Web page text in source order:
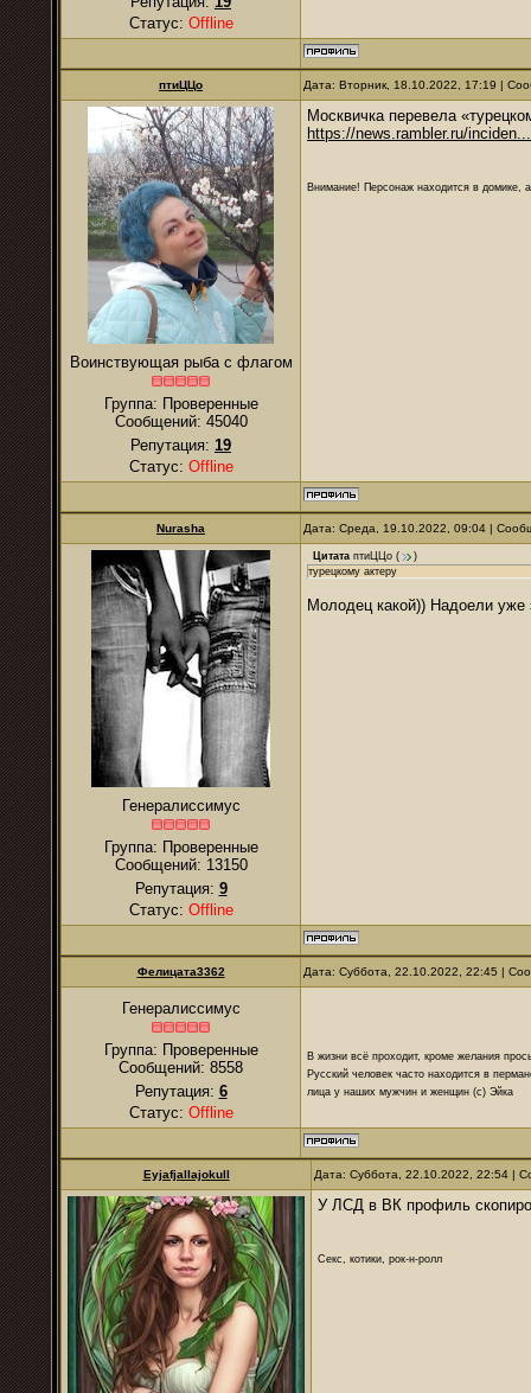
Статус: Offline
птиЦЦо Дата: Вторник, 18.10.2022, 17:19 |
Воинствующая рыба с флагом
Группа: Проверенные
Сообщений: 45040
Репутация: 19
Статус: Offline
Москвичка перевела
https://news.rambler.ru/
Внимание! Персонаж находится в домике,
Nurаsha Дата: Среда, 19.10.2022, 09:04 |
Генералиссимус
Группа: Проверенные
Сообщений: 13150
Репутация: 9
Статус: Offline
Цитата птиЦЦо (
)
турецкому актеру
Молодец какой)) Надоели уже
Фелицата3362 Дата: Суббота, 22.10.2022, 22:45 |
Генералиссимус
Группа: Проверенные
Сообщений: 8558
Репутация: 6
Статус: Offline
В жизни всё проходит, кроме желания
Русский человек часто находится в
лица у наших мужчин и женщин (с) Эйка
Eyjafjallajokull Дата: Суббота, 22.10.2022, 22:54 |
У ЛСД в ВК профиль
Секс, котики, рок-н-ролл